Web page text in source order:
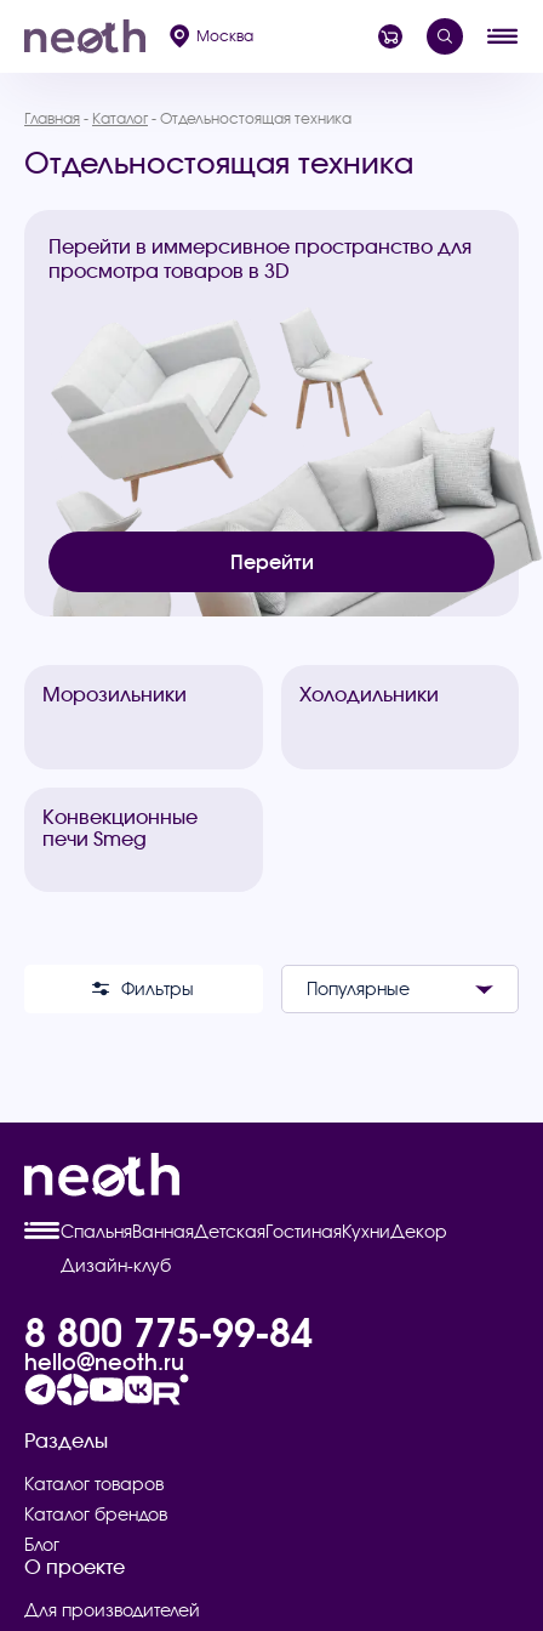
Москва
Главная Каталог Отдельностоящая техника
Отдельностоящая техника
Перейти в иммерсивное пространство для
просмотра товаров в 3D
Перейти
Морозильники Холодильники
Конвекционные
печи Smeg
Фильтры
СпальняВаннаяДетскаяГостинаяКухниДекор
Дизайн-клуб
8 800 775-99-84
hello@neoth.ru
Разделы
Каталог товаров
Каталог брендов
Блог
О проекте
Для производителей